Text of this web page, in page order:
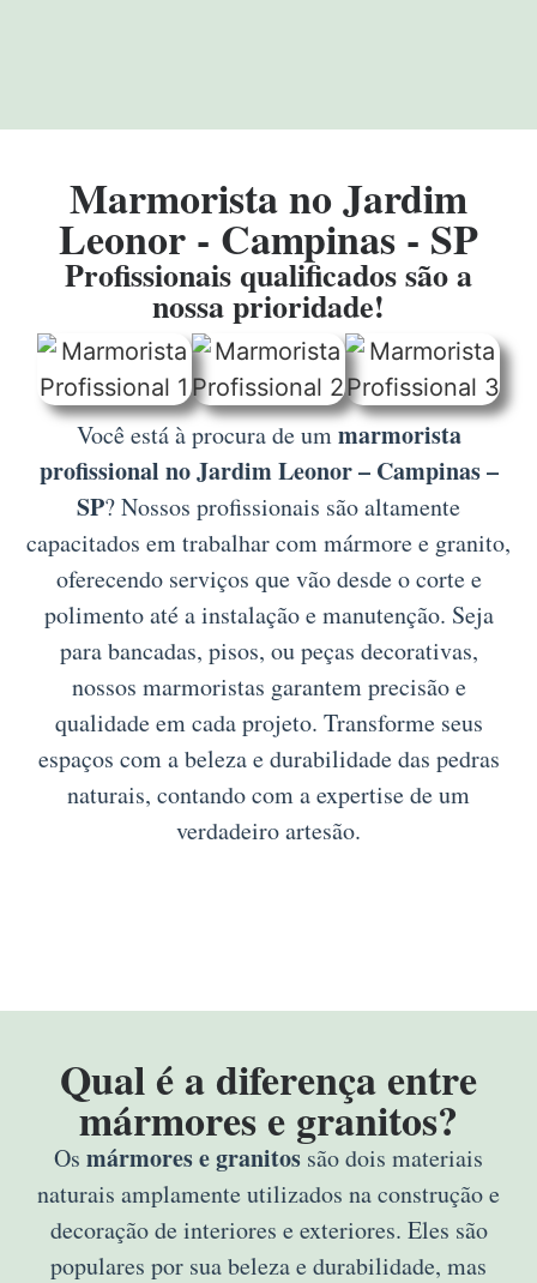
Marmorista no Jardim
Leonor - Campinas - SP
Profissionais qualificados são a
nossa prioridade!
Você está à procura de ummarmorista
profissional no Jardim Leonor – Campinas –
SP? Nossos profissionais são altamente
capacitados em trabalhar com mármore e granito,
oferecendo serviços que vão desde o corte e
polimento até a instalação e manutenção. Seja
para bancadas, pisos, ou peças decorativas,
nossos marmoristas garantem precisão e
qualidade em cada projeto. Transforme seus
espaços com a beleza e durabilidade das pedras
naturais, contando com a expertise de um
verdadeiro artesão.
Qual é a diferença entre
mármores e granitos?
Os mármores e granitos são dois materiais
naturais amplamente utilizados na construção e
decoração de interiores e exteriores. Eles são
populares por sua beleza e durabilidade, mas